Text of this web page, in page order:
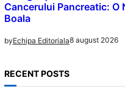
Cancerului Pancreatic: O
Boala
byEchipa Editoriala8 august 2026
RECENT POSTS